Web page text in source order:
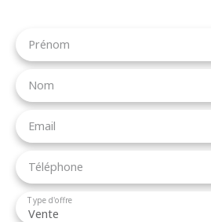
Prénom
Nom
Email
Téléphone
Vente
Type d'offre